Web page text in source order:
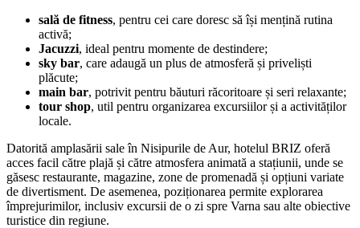
sală de fitness, pentru cei care doresc să își mențină rutina
activă;
Jacuzzi, ideal pentru momente de destindere;
sky bar, care adaugă un plus de atmosferă și priveliști
plăcute;
main bar, potrivit pentru băuturi răcoritoare și seri relaxante;
tour shop, util pentru organizarea excursiilor și a activităților
locale.
Datorită amplasării sale în Nisipurile de Aur, hotelul BRIZ oferă
acces facil către plajă și către atmosfera animată a stațiunii, unde se
găsesc restaurante, magazine, zone de promenadă și opțiuni variate
de divertisment. De asemenea, poziționarea permite explorarea
împrejurimilor, inclusiv excursii de o zi spre Varna sau alte obiective
turistice din regiune.